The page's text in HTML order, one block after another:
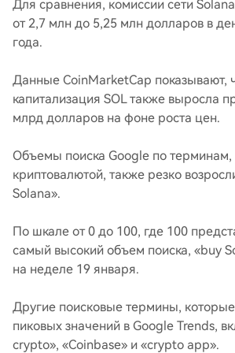
Для сравнения, комиссии сети
от 2,7 млн до 5,25 млн долларов в
года.
Данные CoinMarketCap показывают,
капитализация SOL также выросла
млрд долларов на фоне роста цен.
Объемы поиска Google по терминам,
криптовалютой, также резко
Solana».
По шкале от 0 до 100, где 100
самый высокий объем поиска, «buy
на неделе 19 января.
Другие поисковые термины,
пиковых значений в Google Trends,
crypto», «Coinbase» и «crypto app».